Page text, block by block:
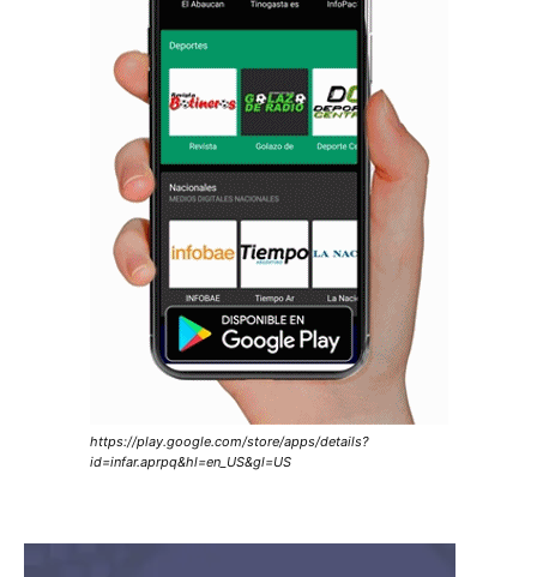
https://play.google.com/store/apps/details?
id=infar.aprpq&hl=en_US&gl=US